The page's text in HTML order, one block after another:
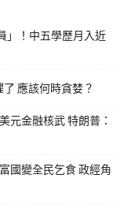
」！中五學歷月入近
應該何時貪婪？
元金融核武 特朗普：
國變全民乞食 政經角